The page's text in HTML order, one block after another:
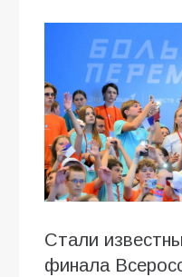
Стали
финала